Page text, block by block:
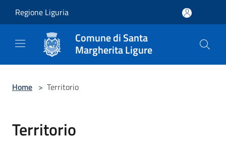
Regione Liguria
Comune di Santa
Margherita Ligure
Home > Territorio
Territorio